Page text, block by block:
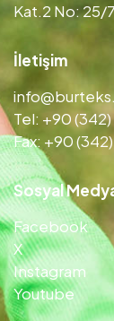
Kat.2 No: 25/
İletişim
Tel: +90
Fax: +90
Sosyal
Facebook
X
Instagram
Youtube